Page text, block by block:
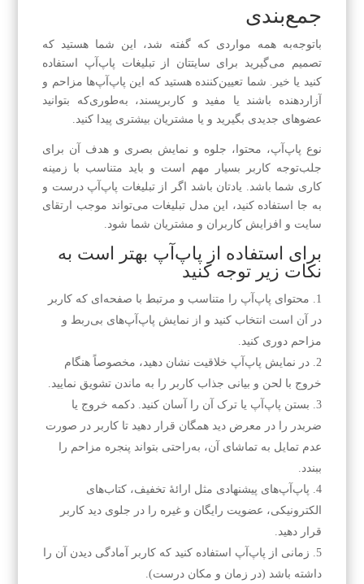
جمع‌بندی
باتوجه‌به همه مواردی که گفته شد، این شما هستید که
تصمیم می‌گیرید برای سایتتان از تبلیغات پاپ‌آپ استفاده
کنید یا خیر. شما تعیین‌کننده هستید که این پاپ‌آپ‌ها مزاحم و
آزاردهنده باشند یا مفید و کاربرپسند، به‌طوری‌که بتوانید
عضوهای جدیدی بگیرید و یا مشتریان بیشتری پیدا کنید.
نوع پاپ‌آپ، محتوا، جلوه و نمایش بصری و هدف آن برای
جلب‌توجه کاربر بسیار مهم است و باید متناسب با زمینه
کاری شما باشد. یادتان باشد اگر از تبلیغات پاپ‌آپ درست و
به جا استفاده کنید، این مدل تبلیغات می‌تواند موجب ارتقای
سایت و افزایش کاربران و مشتریان شما شود.
برای استفاده از پاپ‌آپ بهتر است به
نکات زیر توجه کنید
محتوای پاپ‌آپ را متناسب و مرتبط با صفحه‌ای که کاربر
در آن است انتخاب کنید و از نمایش پاپ‌آپ‌های بی‌ربط و
مزاحم دوری کنید.
در نمایش پاپ‌آپ خلاقیت نشان دهید، مخصوصاً هنگام
خروج با لحن و بیانی جذاب کاربر را به ماندن تشویق نمایید.
بستن پاپ‌آپ یا ترک آن را آسان کنید. دکمه خروج یا
ضربدر را در معرض دید همگان قرار دهید تا کاربر در صورت
عدم تمایل به تماشای آن، به‌راحتی بتواند پنجره مزاحم را
ببندد.
پاپ‌آپ‌های پیشنهادی مثل ارائهٔ تخفیف، کتاب‌های
الکترونیکی، عضویت رایگان و غیره را در جلوی دید کاربر
قرار دهید.
زمانی از پاپ‌آپ استفاده کنید که کاربر آمادگی دیدن آن را
داشته باشد (در زمان و مکان درست).